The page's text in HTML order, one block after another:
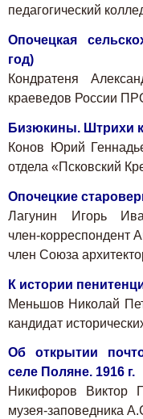
педагогический
Опочецкая
год)
Кондратеня
краеведов России
Бизюкины. Штрихи
Конов Юрий
отдела «Псковский
Опочецкие
Лагунин Игорь
член-корреспондент
член Союза
К истории
Меньшов Николай
кандидат
Об открытии
селе Поляне. 1916 г.
Никифоров Виктор
музея-заповедника